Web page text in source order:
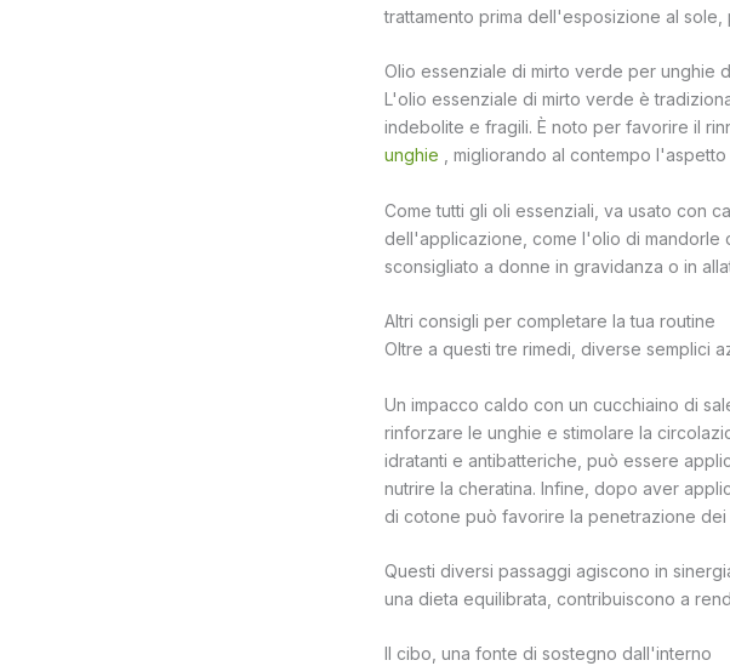
trattamento prima dell'esposizione al
Olio essenziale di mirto verde per unghie
L'olio essenziale di mirto verde è
indebolite e fragili. È noto per favorire il
unghie , migliorando al contempo
Come tutti gli oli essenziali, va usato con
dell'applicazione, come l'olio di mandorle
sconsigliato a donne in gravidanza o in
Altri consigli per completare la tua routine
Oltre a questi tre rimedi, diverse semplici
Un impacco caldo con un cucchiaino di
rinforzare le unghie e stimolare la
idratanti e antibatteriche, può essere
nutrire la cheratina. Infine, dopo aver
di cotone può favorire la penetrazione
Questi diversi passaggi agiscono in
una dieta equilibrata, contribuiscono a
Il cibo, una fonte di sostegno dall'interno